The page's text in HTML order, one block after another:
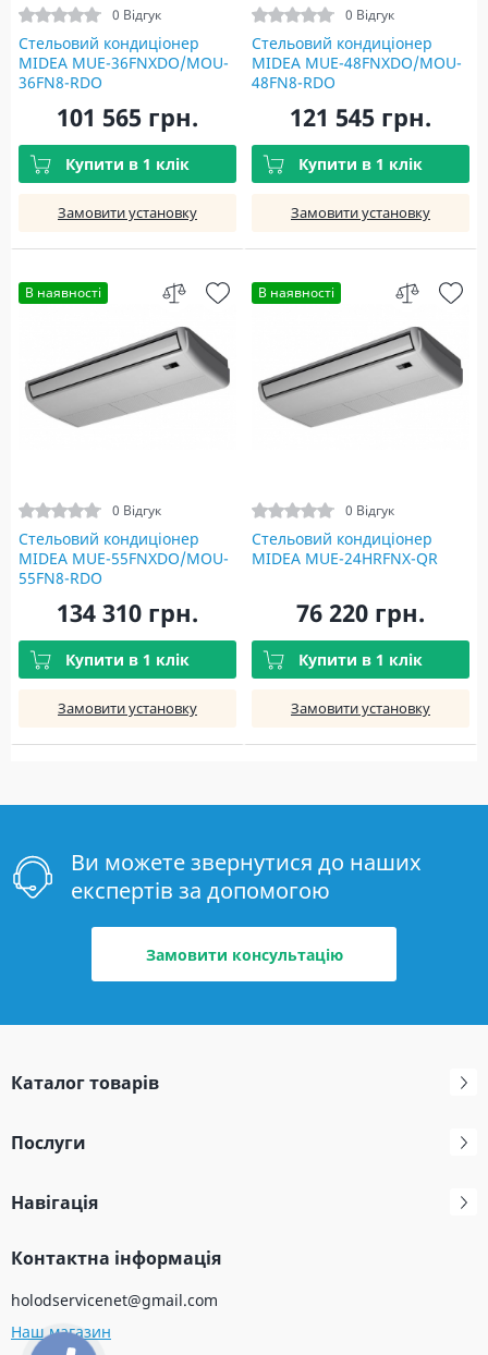
0 Відгук
Стельовий кондиціонер
MIDEA MUE-36FNXDO/MOU-
36FN8-RDO
101 565 грн.
Купити в 1 клік
Замовити установку
0 Відгук
Стельовий кондиціонер
MIDEA MUE-48FNXDO/MOU-
48FN8-RDO
121 545 грн.
Купити в 1 клік
Замовити установку
В наявності
0 Відгук
Стельовий кондиціонер
MIDEA MUE-55FNXDO/MOU-
55FN8-RDO
134 310 грн.
Купити в 1 клік
Замовити установку
В наявності
0 Відгук
Стельовий кондиціонер
MIDEA MUE-24HRFNX-QR
76 220 грн.
Купити в 1 клік
Замовити установку
Ви можете звернутися до наших
експертів за допомогою
Замовити консультацію
Каталог товарів
Послуги
Навігація
Контактна інформація
holodservicenet@gmail.com
Наш магазин